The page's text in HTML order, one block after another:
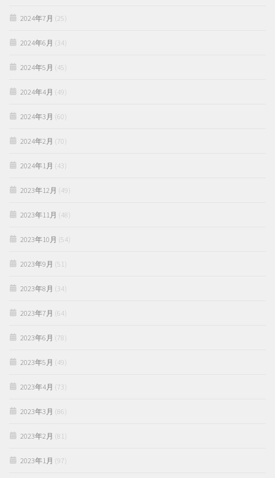
2024年7月 (25)
2024年6月 (34)
2024年5月 (45)
2024年4月 (49)
2024年3月 (60)
2024年2月 (70)
2024年1月 (43)
2023年12月 (49)
2023年11月 (48)
2023年10月 (54)
2023年9月 (51)
2023年8月 (34)
2023年7月 (64)
2023年6月 (78)
2023年5月 (49)
2023年4月 (73)
2023年3月 (86)
2023年2月 (81)
2023年1月 (97)